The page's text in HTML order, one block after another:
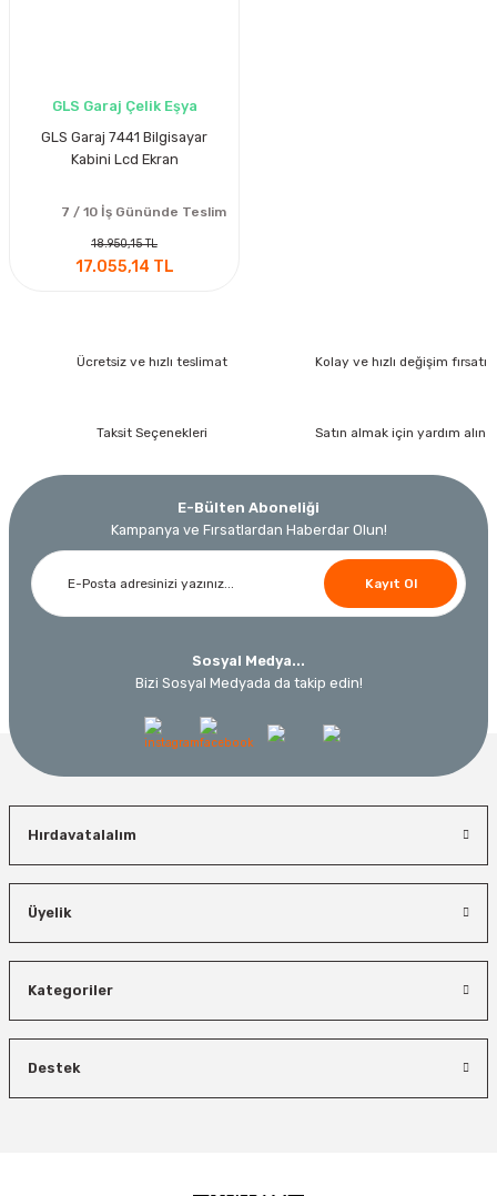
GLS Garaj Çelik Eşya
GLS Garaj 7441 Bilgisayar
Kabini Lcd Ekran
7 / 10 İş Gününde Teslim
18.950,15 TL
17.055,14 TL
Ücretsiz ve hızlı teslimat Kolay ve hızlı değişim fırsatı
Taksit Seçenekleri Satın almak için yardım alın
E-Bülten Aboneliği
Kampanya ve Fırsatlardan Haberdar Olun!
Kayıt Ol
Sosyal Medya...
Bizi Sosyal Medyada da takip edin!
Hırdavatalalım
Üyelik
Kategoriler
Destek